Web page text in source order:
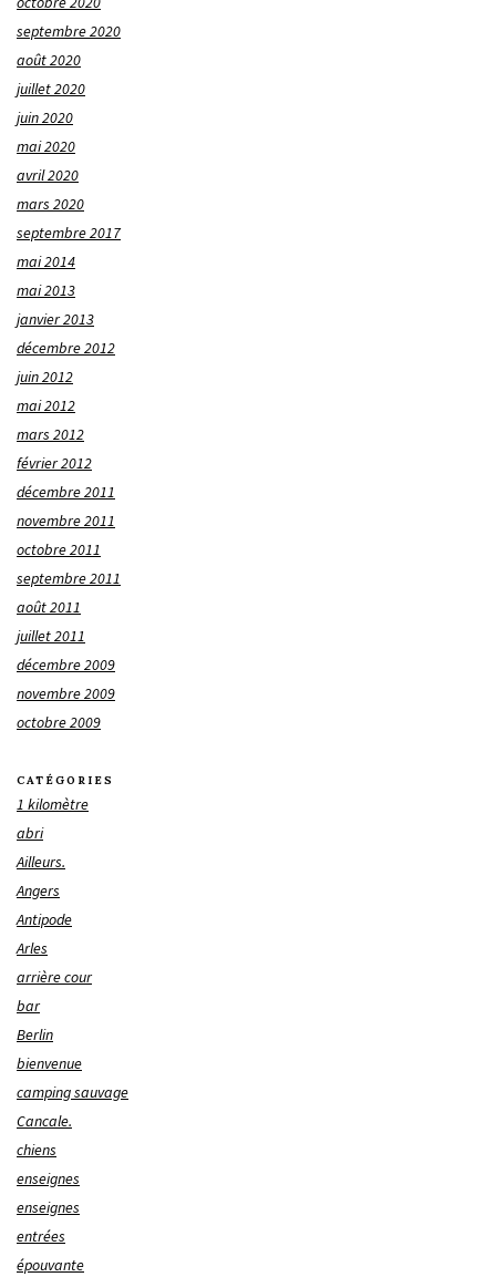
septembre 2020
août 2020
juillet 2020
juin 2020
mai 2020
avril 2020
mars 2020
septembre 2017
mai 2014
mai 2013
janvier 2013
décembre 2012
juin 2012
mai 2012
mars 2012
février 2012
décembre 2011
novembre 2011
octobre 2011
septembre 2011
août 2011
juillet 2011
décembre 2009
novembre 2009
octobre 2009
CATÉGORIES
1 kilomètre
abri
Ailleurs.
Angers
Antipode
Arles
arrière cour
bar
Berlin
bienvenue
camping sauvage
Cancale.
chiens
enseignes
enseignes
entrées
épouvante